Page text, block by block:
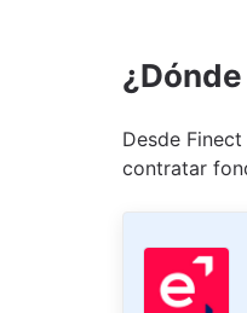
Desde
contratar